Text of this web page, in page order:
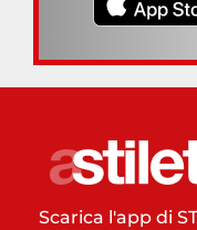
Scarica l'app di